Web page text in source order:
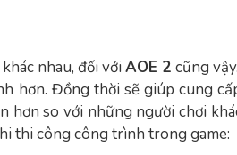
nhau, đối vớiAOE 2 cũng
hơn. Đồng thời sẽ giúp cung
hơn so với những người chơi
thi công công trình trong game: